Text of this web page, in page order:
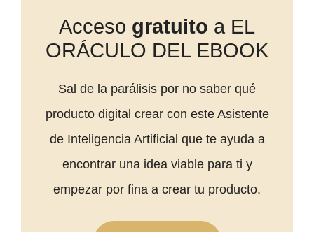
Acceso gratuito a EL
ORÁCULO DEL EBOOK
Sal de la parálisis por no saber qué
producto digital crear con este Asistente
de Inteligencia Artificial que te ayuda a
encontrar una idea viable para ti y
empezar por fina a crear tu producto.